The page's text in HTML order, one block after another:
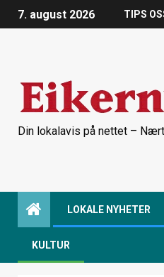
7. august 2026 TIPS
Din lokalavis på nettet –
LOKALE NYHETER
KULTUR